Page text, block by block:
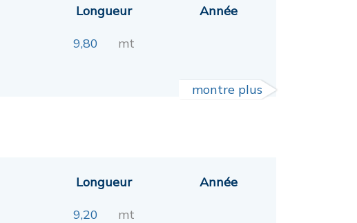
Longueur
9,80 mt
Année
montre plus
Longueur
9,20 mt
Année